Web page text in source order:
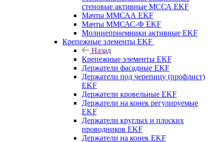
стеновые активные МССА EKF
Мачты ММСАА EKF
Мачты ММСАС-Ф EKF
Молниеприемники активные EKF
Крепежные элементы EKF
Назад
Крепежные элементы EKF
Держатели фасадные EKF
Держатели под черепицу (профлист)
EKF
Держатели кровельные EKF
Держатели на конек регулируемые
EKF
Держатели круглых и плоских
проводников EKF
Держатели на конек EKF